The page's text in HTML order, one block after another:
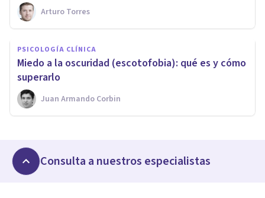
Arturo Torres
PSICOLOGÍA CLÍNICA
​Miedo a la oscuridad (escotofobia): qué es y cómo
superarlo
Juan Armando Corbin
Consulta a nuestros especialistas